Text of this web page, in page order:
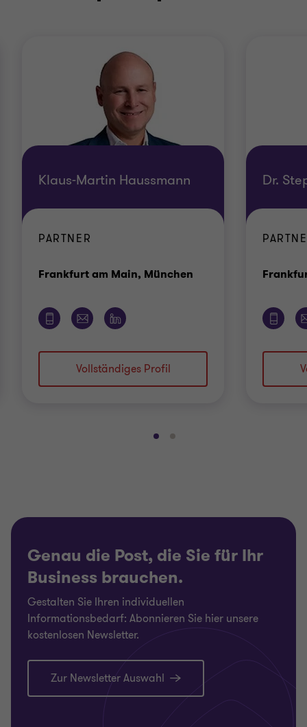
Klaus-Martin Haussmann
PARTNER
Frankfurt am Main, München
Vollständiges Profil
Dr.
Gehe
2
Gehe
2
Genau die Post, die Sie für Ihr
Business brauchen.
Gestalten Sie Ihren individuellen
Informationsbedarf: Abonnieren Sie hier unsere
kostenlosen Newsletter.
Zur Newsletter Auswahl